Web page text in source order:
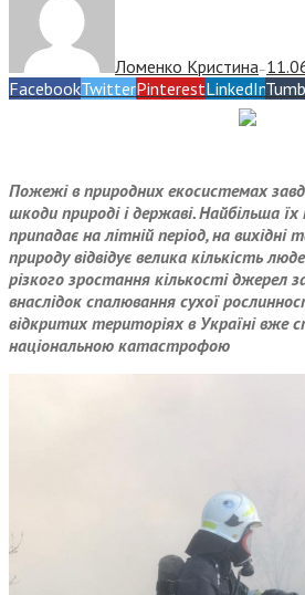
Ломенко Кристина—
FacebookTwitterPinterestLinkedIn
Пожежі в природних екосистемах
шкоди природі і державі. Найбільша їх
припадає на літній період, на вихідні
природу відвідує велика кількість
різкого зростання кількості джерел
внаслідок спалювання сухої
відкритих територіях в Україні вже
національною катастрофою